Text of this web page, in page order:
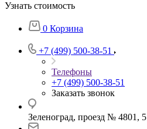
Узнать стоимость
0 Корзина
+7 (499) 500-38-51
Телефоны
+7 (499) 500-38-51
Заказать звонок
Зеленоград, проезд № 4801, 5